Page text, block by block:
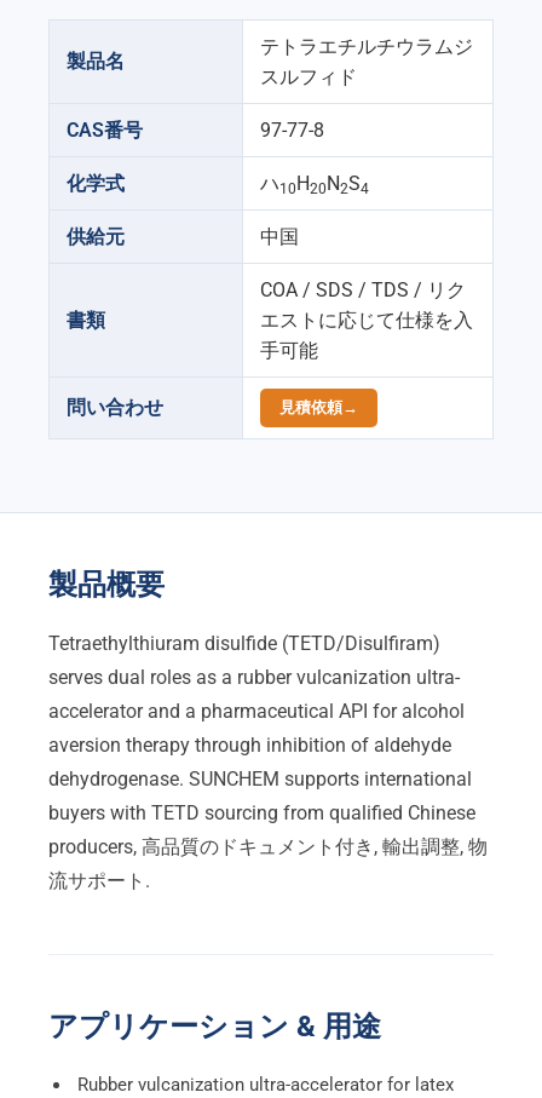
製品名
テトラエチルチウラムジ
スルフィド
CAS番号 97-77-8
化学式 ハ10 H20 N2S4
供給元 中国
書類
COA / SDS / TDS / リク
エストに応じて仕様を入
手可能
問い合わせ 見積依頼→
製品概要
Tetraethylthiuram disulfide (TETD/Disulfiram)
serves dual roles as a rubber vulcanization ultra-
accelerator and a pharmaceutical API for alcohol
aversion therapy through inhibition of aldehyde
dehydrogenase. SUNCHEM supports international
buyers with TETD sourcing from qualified Chinese
producers, 高品質のドキュメント付き, 輸出調整, 物
流サポート.
アプリケーション & 用途
Rubber vulcanization ultra-accelerator for latex